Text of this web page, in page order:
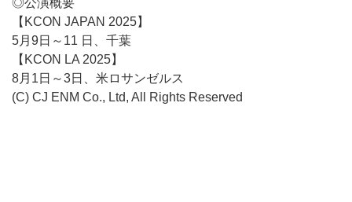
◎公演概要
【KCON JAPAN 2025】
5月9日～11 日、千葉
【KCON LA 2025】
8月1日～3日、米ロサンゼルス
(C) CJ ENM Co., Ltd, All Rights Reserved